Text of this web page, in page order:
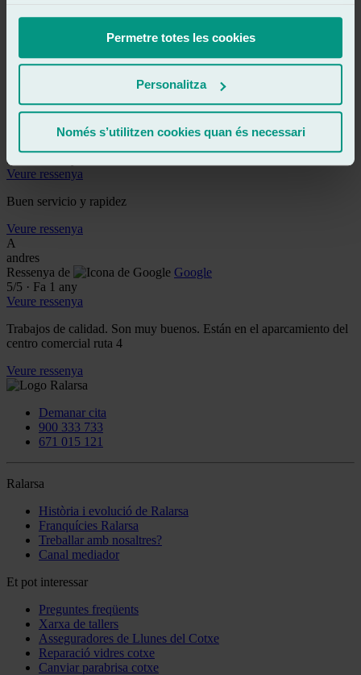
Permetre totes les cookies
Personalitza
Només s’utilitzen cookies quan és necessari
El miércoles lleve mi furgoneta y al día siguiente ya estaba el cristal
puesto me an arreglado hasta una fuga de agua que tenía son
geniales. La atención y todo en general por cierto el cristal es de
gran calidad vamos que se nota la calidad del cristal .LOS
Veure ressenya
Ea
el aceitero
5
Veure ressenya
Buen servicio y rapidez
Veure ressenya
A
andres
Ressenya de
Google
5/5 · Fa 1 any
Veure ressenya
Trabajos de calidad. Son muy buenos. Están en el aparcamiento del
centro comercial ruta 4
Veure ressenya
Demanar cita
900 333 733
671 015 121
Ralarsa
Història i evolució de Ralarsa
Franquícies Ralarsa
Treballar amb nosaltres?
Canal mediador
Et pot interessar
Preguntes freqüents
Xarxa de tallers
Asseguradores de Llunes del Cotxe
Reparació vidres cotxe
Canviar parabrisa cotxe